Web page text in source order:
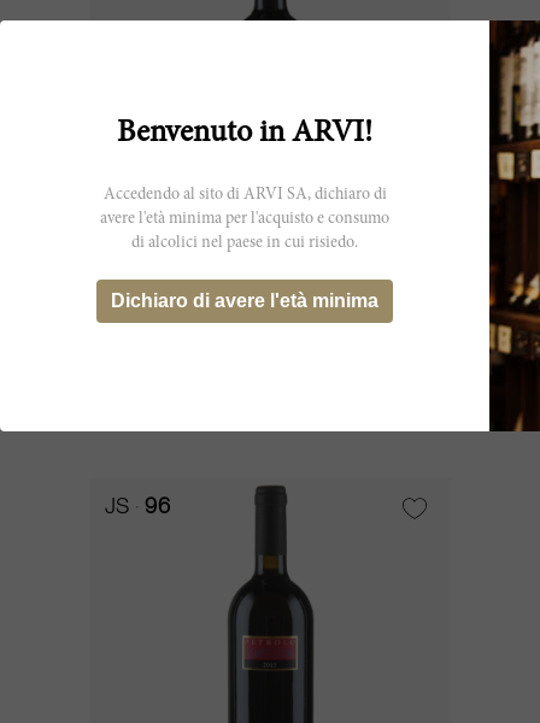
75cl
Bògginanfora 2014
JS 96
Benvenuto in ARVI!
Accedendo al sito di ARVI SA, dichiaro di
avere l'età minima per l'acquisto e consumo
di alcolici nel paese in cui risiedo.
Dichiaro di avere l'età minima